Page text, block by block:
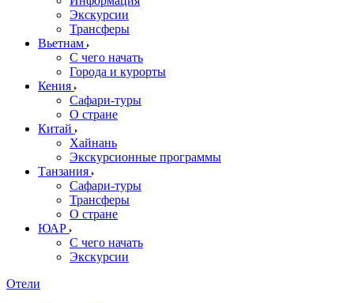
Экскурсии
Трансферы
Вьетнам
С чего начать
Города и курорты
Кения
Сафари-туры
О стране
Китай
Хайнань
Экскурсионные программы
Танзания
Сафари-туры
Трансферы
О стране
ЮАР
С чего начать
Экскурсии
Отели